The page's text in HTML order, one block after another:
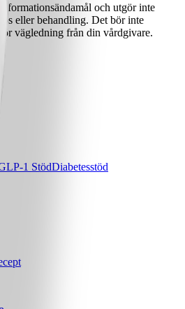
och utgör inte
eller behandling. Det bör inte
för vägledning från din vårdgivare.
1 StödDiabetesstöd